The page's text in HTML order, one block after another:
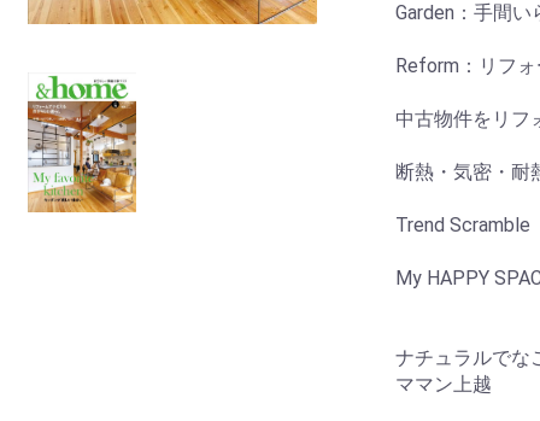
Garden：手間
Reform：リフ
中古物件をリフ
断熱・気密・耐
Trend Scramble
My HAPPY
ナチュラルでな
ママン上越